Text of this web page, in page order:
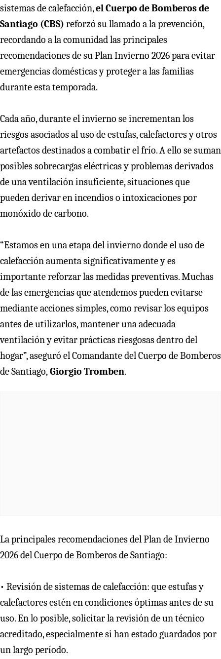
sistemas de calefacción,el Cuerpo de Bomberos de
Santiago (CBS) reforzó su llamado a la prevención,
recordando a la comunidad las principales
recomendaciones de su Plan Invierno 2026 para evitar
emergencias domésticas y proteger a las familias
durante esta temporada.
Cada año, durante el invierno se incrementan los
riesgos asociados al uso de estufas, calefactores y otros
artefactos destinados a combatir el frío. A ello se suman
posibles sobrecargas eléctricas y problemas derivados
de una ventilación insuficiente, situaciones que
pueden derivar en incendios o intoxicaciones por
monóxido de carbono.
“Estamos en una etapa del invierno donde el uso de
calefacción aumenta significativamente y es
importante reforzar las medidas preventivas. Muchas
de las emergencias que atendemos pueden evitarse
mediante acciones simples, como revisar los equipos
antes de utilizarlos, mantener una adecuada
ventilación y evitar prácticas riesgosas dentro del
hogar”, aseguró el Comandante del Cuerpo de Bomberos
de Santiago,Giorgio Tromben.
La principales recomendaciones del Plan de Invierno
2026 del Cuerpo de Bomberos de Santiago:
• Revisión de sistemas de calefacción: que estufas y
calefactores estén en condiciones óptimas antes de su
uso. En lo posible, solicitar la revisión de un técnico
acreditado, especialmente si han estado guardados por
un largo período.